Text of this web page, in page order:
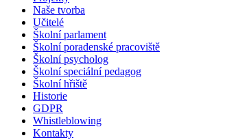
Naše tvorba
Učitelé
Školní parlament
Školní poradenské pracoviště
Školní psycholog
Školní speciální pedagog
Školní hřiště
Historie
GDPR
Whistleblowing
Kontakty